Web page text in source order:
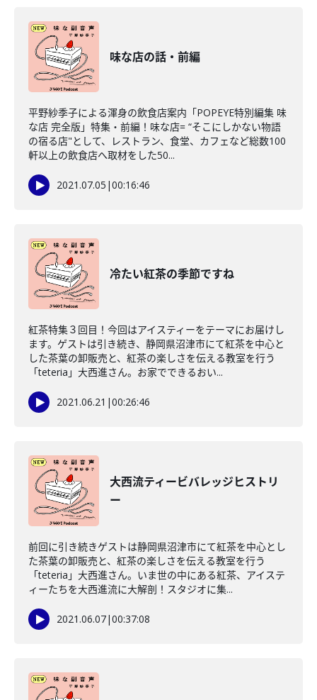
味な店の話・前編
平野紗季子による渾身の飲食店案内「POPEYE特別編集 味
な店 完全版」特集・前編！味な店= “そこにしかない物語
の宿る店"として、レストラン、食堂、カフェなど総数100
軒以上の飲食店へ取材をした50...
2021.07.05 |00:16:46
冷たい紅茶の季節ですね
紅茶特集３回目！今回はアイスティーをテーマにお届けし
ます。ゲストは引き続き、静岡県沼津市にて紅茶を中心と
した茶葉の卸販売と、紅茶の楽しさを伝える教室を行う
「teteria」大西進さん。お家でできるおい...
2021.06.21 |00:26:46
大西流ティービバレッジヒストリ
ー
前回に引き続きゲストは静岡県沼津市にて紅茶を中心とし
た茶葉の卸販売と、紅茶の楽しさを伝える教室を行う
「teteria」大西進さん。いま世の中にある紅茶、アイステ
ィーたちを大西進流に大解剖！スタジオに集...
2021.06.07|00:37:08